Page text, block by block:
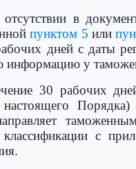
в
пунктом 5 или
дней с даты
информацию у
30 рабочих
настоящего
с